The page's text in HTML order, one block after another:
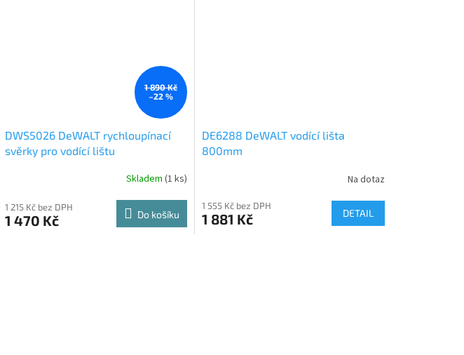
1 890 Kč
–22 %
DWS5026 DeWALT rychloupínací
svěrky pro vodící lištu
Skladem (1 ks)
1 215 Kč bez DPH
1 470 Kč Do košíku
DE6288 DeWALT vodící lišta
800mm
Na dotaz
1 555 Kč bez DPH
1 881 Kč DETAIL